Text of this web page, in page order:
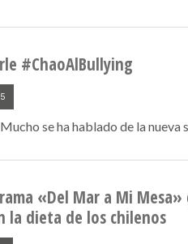
#ChaoAlBullying
se ha hablado de la nueva
«Del Mar a Mi
la dieta de los chilenos